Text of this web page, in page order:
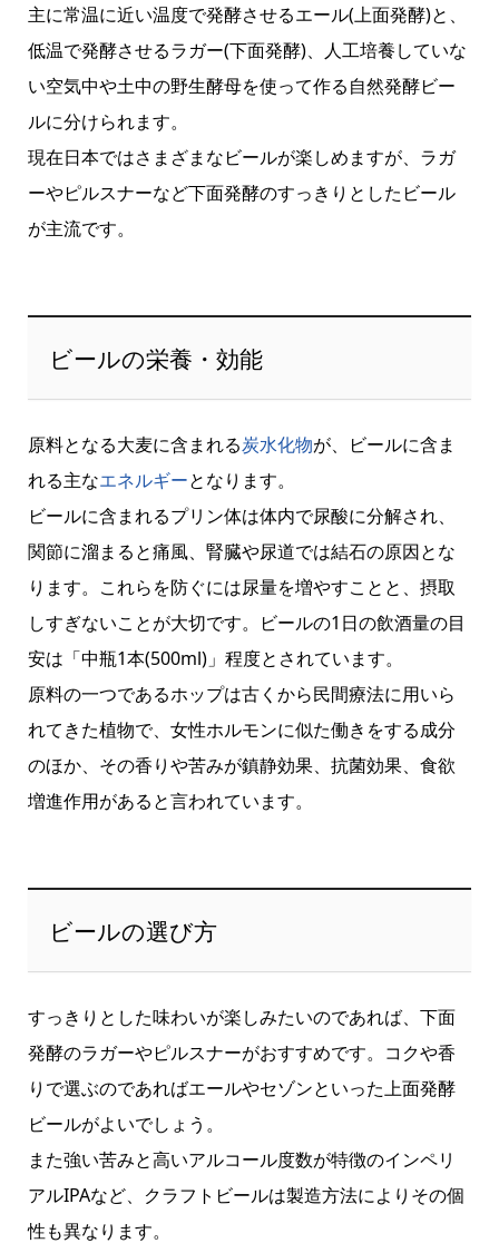
主に常温に近い温度で発酵させるエール(上面発酵)と、
低温で発酵させるラガー(下面発酵)、人工培養していな
い空気中や土中の野生酵母を使って作る自然発酵ビー
ルに分けられます。
現在日本ではさまざまなビールが楽しめますが、ラガ
ーやピルスナーなど下面発酵のすっきりとしたビール
が主流です。
ビールの栄養・効能
原料となる大麦に含まれる炭水化物が、ビールに含ま
れる主なエネルギーとなります。
ビールに含まれるプリン体は体内で尿酸に分解され、
関節に溜まると痛風、腎臓や尿道では結石の原因とな
ります。これらを防ぐには尿量を増やすことと、摂取
しすぎないことが大切です。ビールの1日の飲酒量の目
安は「中瓶1本(500ml)」程度とされています。
原料の一つであるホップは古くから民間療法に用いら
れてきた植物で、女性ホルモンに似た働きをする成分
のほか、その香りや苦みが鎮静効果、抗菌効果、食欲
増進作用があると言われています。
ビールの選び方
すっきりとした味わいが楽しみたいのであれば、下面
発酵のラガーやピルスナーがおすすめです。コクや香
りで選ぶのであればエールやセゾンといった上面発酵
ビールがよいでしょう。
また強い苦みと高いアルコール度数が特徴のインペリ
アルIPAなど、クラフトビールは製造方法によりその個
性も異なります。